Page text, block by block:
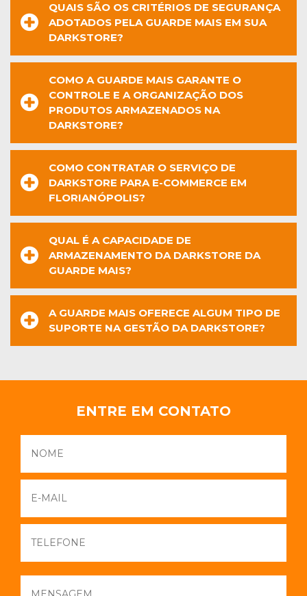
QUAIS SÃO OS CRITÉRIOS DE SEGURANÇA
ADOTADOS PELA GUARDE MAIS EM SUA
DARKSTORE?
COMO A GUARDE MAIS GARANTE O
CONTROLE E A ORGANIZAÇÃO DOS
PRODUTOS ARMAZENADOS NA
DARKSTORE?
COMO CONTRATAR O SERVIÇO DE
DARKSTORE PARA E-COMMERCE EM
FLORIANÓPOLIS?
QUAL É A CAPACIDADE DE
ARMAZENAMENTO DA DARKSTORE DA
GUARDE MAIS?
A GUARDE MAIS OFERECE ALGUM TIPO DE
SUPORTE NA GESTÃO DA DARKSTORE?
ENTRE EM CONTATO